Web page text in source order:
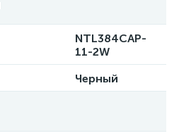
NTL384CAP-
11-2W
Черный